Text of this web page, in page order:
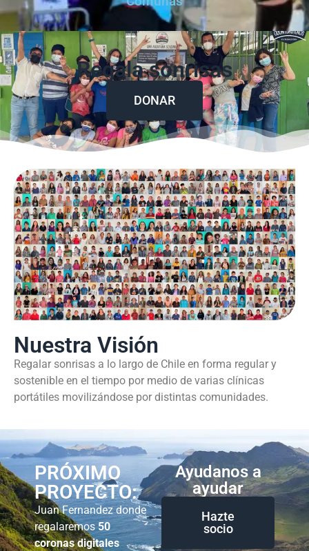
Regala sonrisas
DONAR
Nuestra Visión
Regalar sonrisas a lo largo de Chile en forma regular y
sostenible en el tiempo por medio de varias clínicas
portátiles movilizándose por distintas comunidades.
PRÓXIMO
PROYECTO:
Juan Fernandez donde
regalaremos 50
coronas digitales
Ayudanos a
ayudar
Hazte
socio